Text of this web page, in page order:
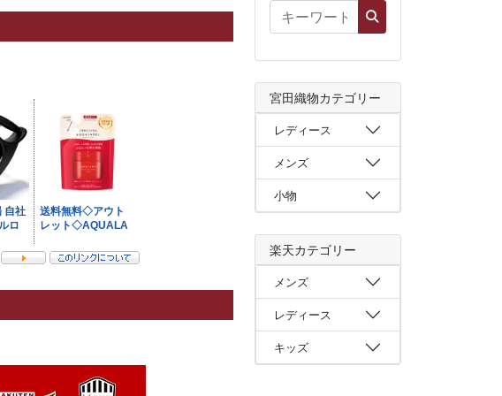
宮田織物カテゴリー
レディース
メンズ
小物
楽天カテゴリー
メンズ
レディース
キッズ